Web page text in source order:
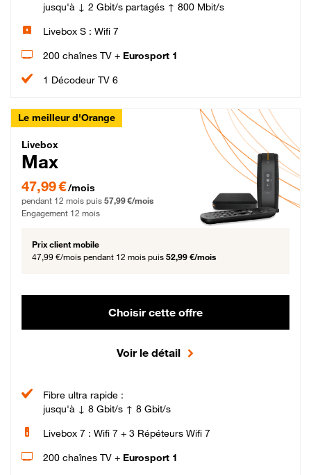
jusqu'à ↓ 2 Gbit/s partagés ↑ 800 Mbit/s
Livebox S : Wifi 7
200 chaînes TV + Eurosport 1
1 Décodeur TV 6
Le meilleur d'Orange
Livebox Max Fibre
Livebox
Max
47,99 € par mois pendant 12 mois puis 57,99 € par mois, Engagement 12 mois
47,99 €/mois
pendant 12 mois puis 57,99 €/mois
Engagement 12 mois
Prix client mobile
47,99 €/mois pendant 12 mois puis 52,99 €/mois
Choisir cette offre
Voir le détail
Fibre ultra rapide :
jusqu'à ↓ 8 Gbit/s ↑ 8 Gbit/s
Livebox 7 : Wifi 7 + 3 Répéteurs Wifi 7
200 chaînes TV + Eurosport 1